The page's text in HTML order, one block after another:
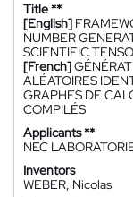
Title **
[English]
NUMBER
SCIENTIFIC
[French]
ALÉATOIRES
GRAPHES DE
COMPILÉS
Applicants **
NEC
Inventors
WEBER, Nicolas